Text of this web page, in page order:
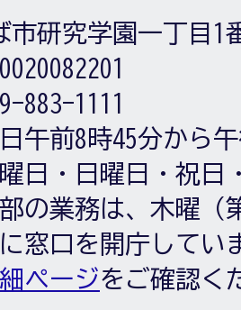
市研究学園一丁目1
883-1111
午前8時45分から
日・日曜日・祝日
の業務は、木曜（
窓口を開庁してい
ページをご確認く